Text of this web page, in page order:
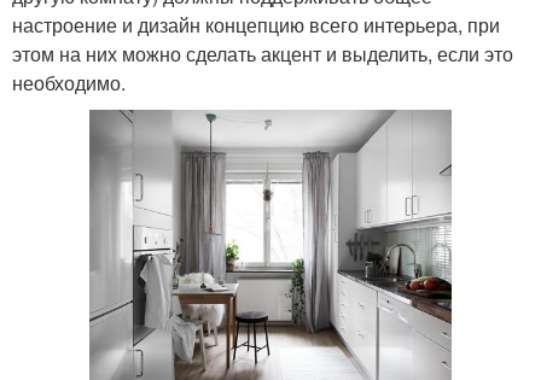
настроение и дизайн концепцию всего интерьера, при
этом на них можно сделать акцент и выделить, если это
необходимо.